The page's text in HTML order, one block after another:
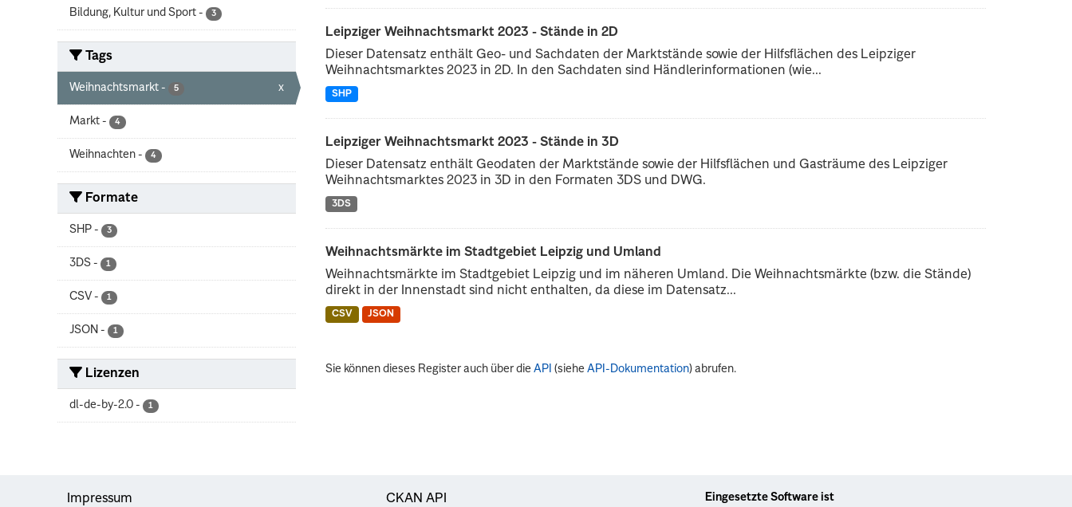
Bildung, Kultur und Sport - 3
Tags
Weihnachtsmarkt - 5 x
Markt - 4
Weihnachten - 4
Formate
SHP - 3
3DS - 1
CSV - 1
JSON - 1
Lizenzen
dl-de-by-2.0 - 1
Leipziger Weihnachtsmarkt 2023 - Stände in 2D
Dieser Datensatz enthält Geo- und Sachdaten der Marktstände sowie der Hilfsflächen des Leipziger
Weihnachtsmarktes 2023 in 2D. In den Sachdaten sind Händlerinformationen (wie...
SHP
Leipziger Weihnachtsmarkt 2023 - Stände in 3D
Dieser Datensatz enthält Geodaten der Marktstände sowie der Hilfsflächen und Gasträume des Leipziger
Weihnachtsmarktes 2023 in 3D in den Formaten 3DS und DWG.
3DS
Weihnachtsmärkte im Stadtgebiet Leipzig und Umland
Weihnachtsmärkte im Stadtgebiet Leipzig und im näheren Umland. Die Weihnachtsmärkte (bzw. die Stände)
direkt in der Innenstadt sind nicht enthalten, da diese im Datensatz...
CSV JSON
Sie können dieses Register auch über dieAPI (sieheAPI-Dokumentation) abrufen.
Impressum CKAN API Eingesetzte Software ist